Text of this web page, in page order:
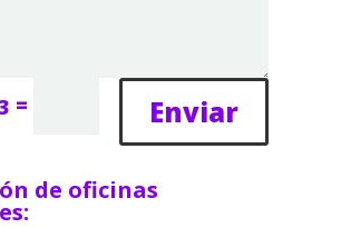
= Enviar
de oficinas